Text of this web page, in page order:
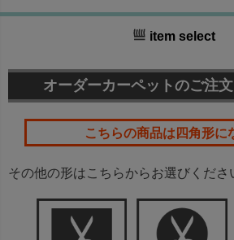
item select
オーダーカーペットのご注
こちらの商品は四角形に
その他の形はこちらからお選びくださ